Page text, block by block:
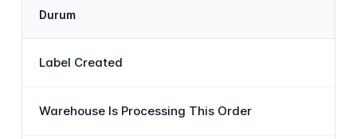
Durum
Label Created
Warehouse Is Processing This Order